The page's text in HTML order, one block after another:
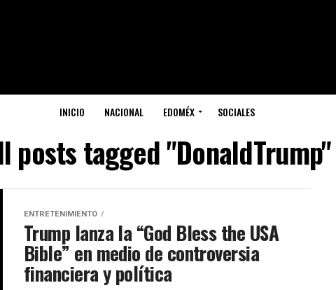
INICIO NACIONAL EDOMÉX SOCIALES
posts tagged "DonaldTrump"
ENTRETENIMIENTO
Trump lanza la “God Bless the USA
Bible” en medio de controversia
financiera y política